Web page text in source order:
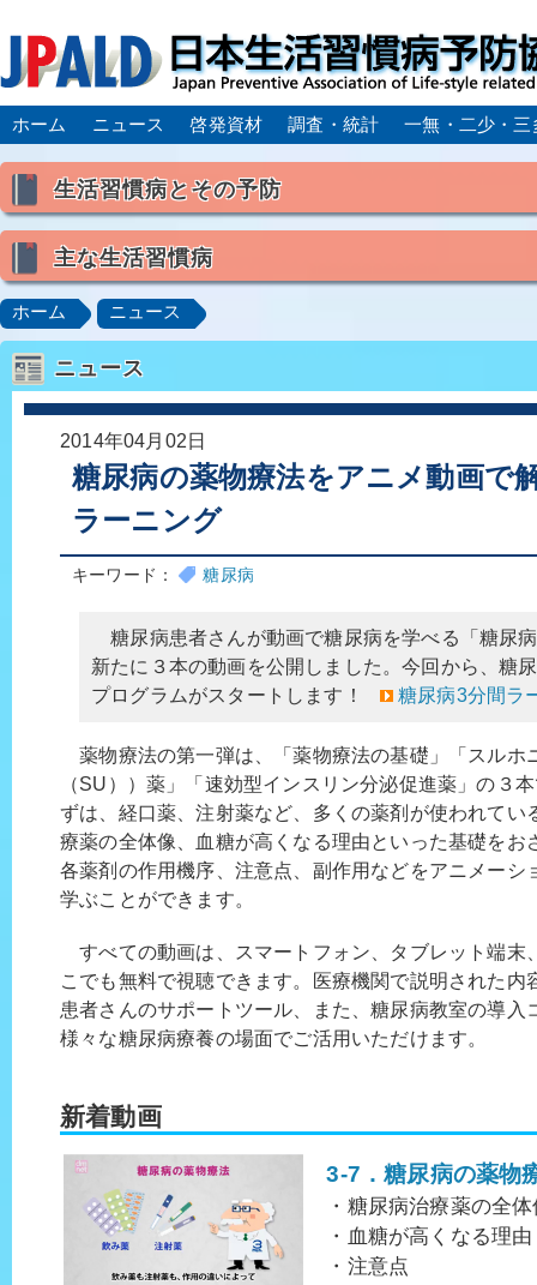
ホーム ニュース 啓発資材 調査・統計 一無・二少・三
生活習慣病とその予防
喫煙
食生活
主な生活習慣病
高血圧 脂質異常症（高脂血症）
肥満症／メタボリックシンドローム
動脈硬化
心
脂肪肝／NAFLD／NASH
ロコモティブシンドローム／サルコペニア／フレイル
ホーム ニュース
ニュース
2014年04月02日
糖尿病の薬物療法をアニメ動画で
ラーニング
キーワード： 糖尿病
糖尿病患者さんが動画で糖尿病を学べる「糖尿
新たに３本の動画を公開しました。今回から、糖
プログラムがスタートします！
糖尿病3分間ラ
薬物療法の第一弾は、「薬物療法の基礎」「スルホ
（SU））薬」「速効型インスリン分泌促進薬」の３
ずは、経口薬、注射薬など、多くの薬剤が使われてい
療薬の全体像、血糖が高くなる理由といった基礎をお
各薬剤の作用機序、注意点、副作用などをアニメーシ
学ぶことができます。
すべての動画は、スマートフォン、タブレット端末
こでも無料で視聴できます。医療機関で説明された内
患者さんのサポートツール、また、糖尿病教室の導入
様々な糖尿病療養の場面でご活用いただけます。
新着動画
3-7．糖尿病の薬物
・糖尿病治療薬の全
・血糖が高くなる理由
・注意点